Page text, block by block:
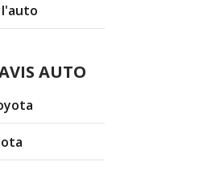
l'auto
AUTO